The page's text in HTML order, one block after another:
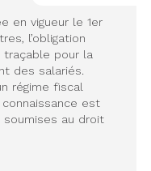
en vigueur le 1er
l’obligation
traçable pour la
des salariés.
régime fiscal
est
au droit